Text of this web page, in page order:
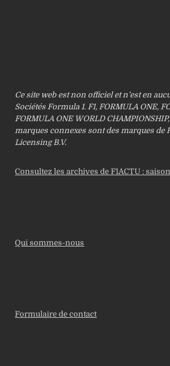
Ce site web est non officiel et n’est en
Sociétés Formula 1. F1, FORMULA ONE,
FORMULA ONE WORLD
marques connexes sont des marques de
Licensing B.V.
Consultez les archives de F1ACTU :
Qui sommes-nous
Formulaire de contact